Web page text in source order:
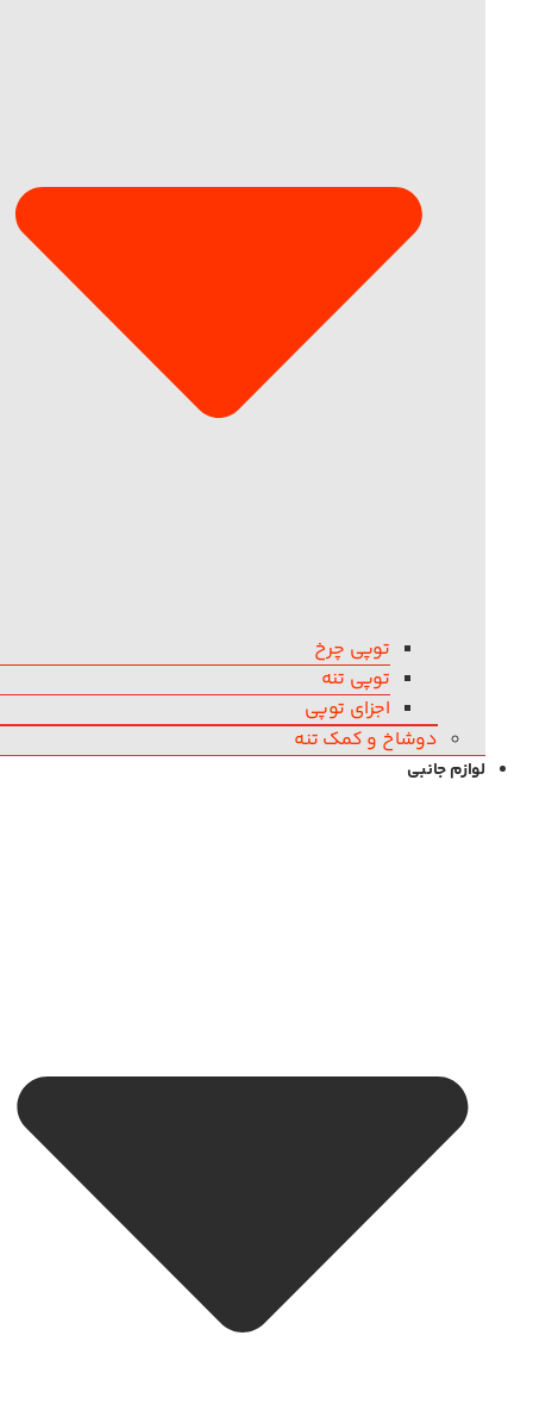
توپی چرخ
توپی تنه
اجزای توپی
دوشاخ و کمک تنه
لوازم جانبی